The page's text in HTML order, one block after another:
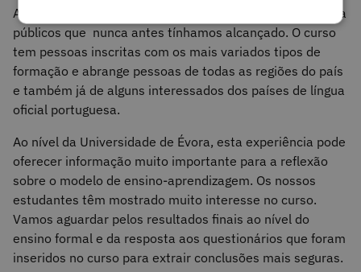
A verdade é que a Plataforma NAU permitiu-nos chegar a
públicos que nunca antes tínhamos alcançado. O curso
tem pessoas inscritas com os mais variados tipos de
formação e abrange pessoas de todas as regiões do país
e também já de alguns interessados dos países de língua
oficial portuguesa.
Ao nível da Universidade de Évora, esta experiência pode
oferecer informação muito importante para a reflexão
sobre o modelo de ensino-aprendizagem. Os nossos
estudantes têm mostrado muito interesse no curso.
Vamos aguardar pelos resultados finais ao nível do
ensino formal e da resposta aos questionários que foram
inseridos no curso para extrair conclusões mais seguras.